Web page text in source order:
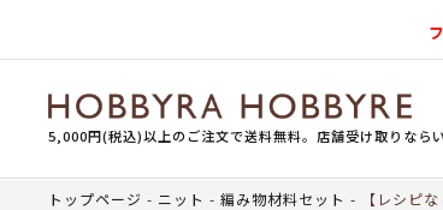
5,000円(税込)以上のご注文で送料無料。店舗受け取りなら
トップページ ニット 編み物材料セット 【レシピ